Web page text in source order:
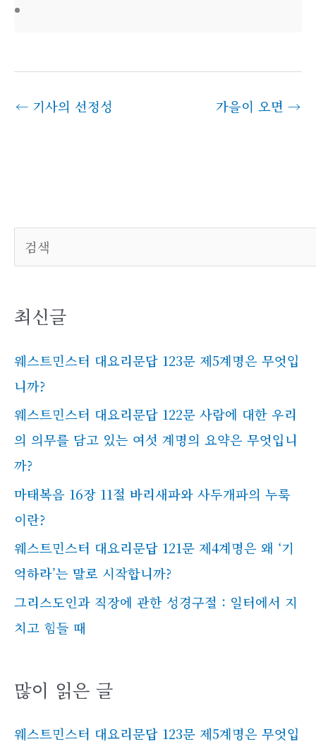
← 기사의 선정성 가을이 오면 →
검색
최신글
웨스트민스터 대요리문답 123문 제5계명은 무엇입
니까?
웨스트민스터 대요리문답 122문 사람에 대한 우리
의 의무를 담고 있는 여섯 계명의 요약은 무엇입니
까?
마태복음 16장 11절 바리새파와 사두개파의 누룩
이란?
웨스트민스터 대요리문답 121문 제4계명은 왜 ‘기
억하라’는 말로 시작합니까?
그리스도인과 직장에 관한 성경구절 : 일터에서 지
치고 힘들 때
많이 읽은 글
웨스트민스터 대요리문답 123문 제5계명은 무엇입